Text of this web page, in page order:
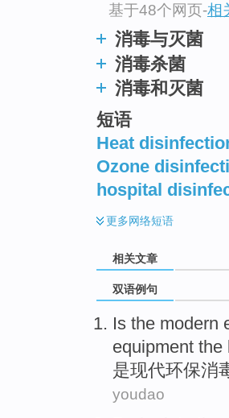
基于48个网页-相
消毒与灭菌
消毒杀菌
消毒和灭菌
短语
Heat
Ozone
hospital
更多网络短语
相关文章
双语例句
Is the modern
equipment the
是现代环保消
youdao